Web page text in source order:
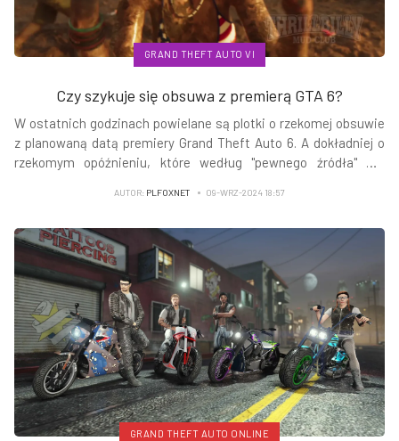
GRAND THEFT AUTO VI
Czy szykuje się obsuwa z premierą GTA 6?
W ostatnich godzinach powielane są plotki o rzekomej obsuwie
z planowaną datą premiery Grand Theft Auto 6. A dokładniej o
rzekomym opóźnieniu, które według "pewnego źródła" ma
że niektórzy zagrają dopiero w 2028 r.?!
AUTOR: PLFOXNET 09-WRZ-2024 18:57
GRAND THEFT AUTO ONLINE